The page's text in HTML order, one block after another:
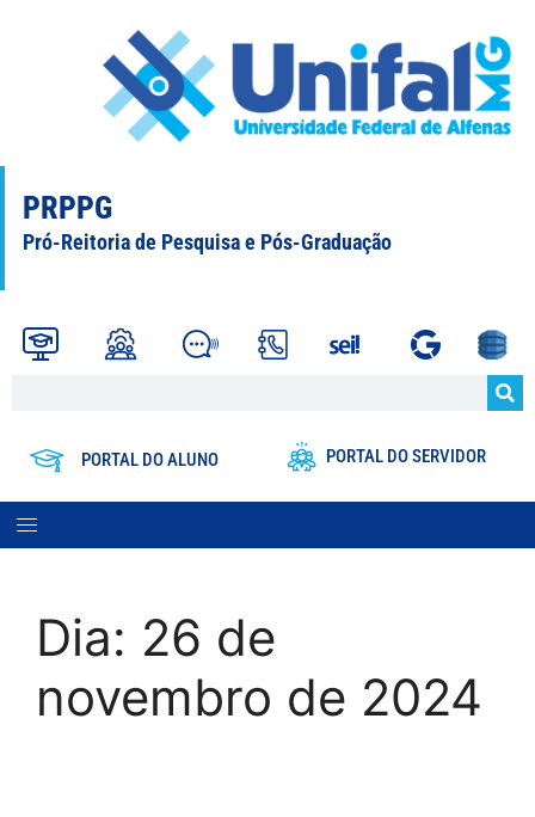
PRPPG
Pró-Reitoria de Pesquisa e Pós-Graduação
PORTAL DO ALUNO PORTAL DO SERVIDOR
Dia: 26 de
novembro de 2024